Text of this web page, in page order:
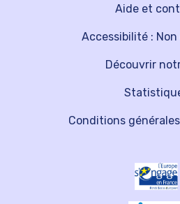
Découvrir
Aide et
Accessibilité :
Conditions